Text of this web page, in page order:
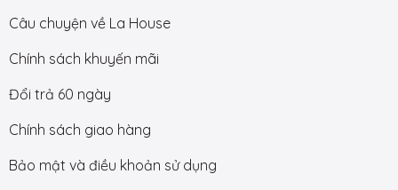
Câu chuyện về La House
Chính sách khuyến mãi
Đổi trả 60 ngày
Chính sách giao hàng
Bảo mật và điều khoản sử dụng